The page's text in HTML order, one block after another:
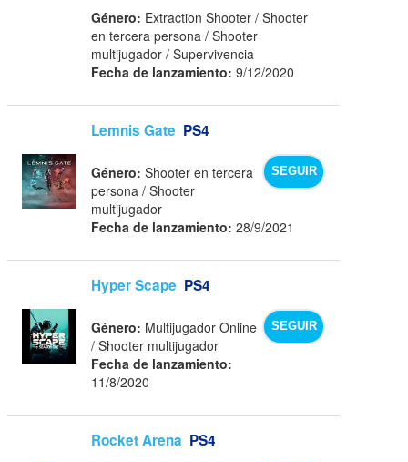
Género: Extraction Shooter / Shooter
en tercera persona / Shooter
multijugador / Supervivencia
Fecha de lanzamiento: 9/12/2020
Lemnis Gate PS4
SEGUIR
Género: Shooter en tercera
persona / Shooter
multijugador
Fecha de lanzamiento: 28/9/2021
Hyper Scape PS4
SEGUIR
Género: Multijugador Online
/ Shooter multijugador
Fecha de lanzamiento:
11/8/2020
Rocket Arena PS4